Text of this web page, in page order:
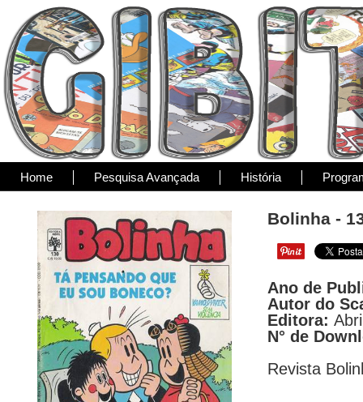
Home Pesquisa Avançada História
Bolinha -
Ano de
Autor do
Editora:
N° de
Revista